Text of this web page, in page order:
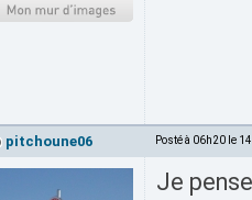
pitchoune06 Posté à 06h20 le
Je